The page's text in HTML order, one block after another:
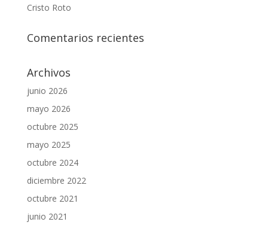
Cristo Roto
Comentarios recientes
Archivos
junio 2026
mayo 2026
octubre 2025
mayo 2025
octubre 2024
diciembre 2022
octubre 2021
junio 2021